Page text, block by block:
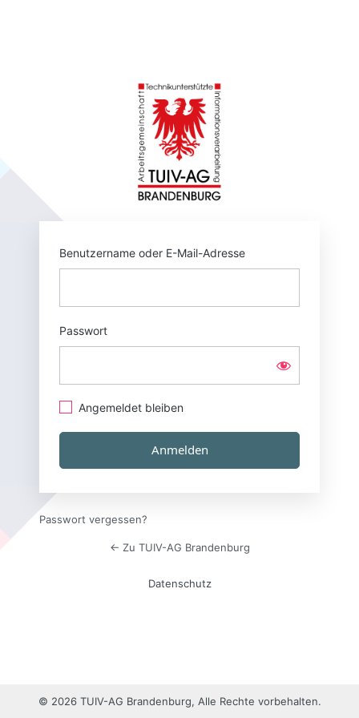
Benutzername oder E-Mail-Adresse
Passwort
Angemeldet bleiben
Passwort vergessen?
← Zu TUIV-AG Brandenburg
Datenschutz
© 2026 TUIV-AG Brandenburg, Alle Rechte vorbehalten.